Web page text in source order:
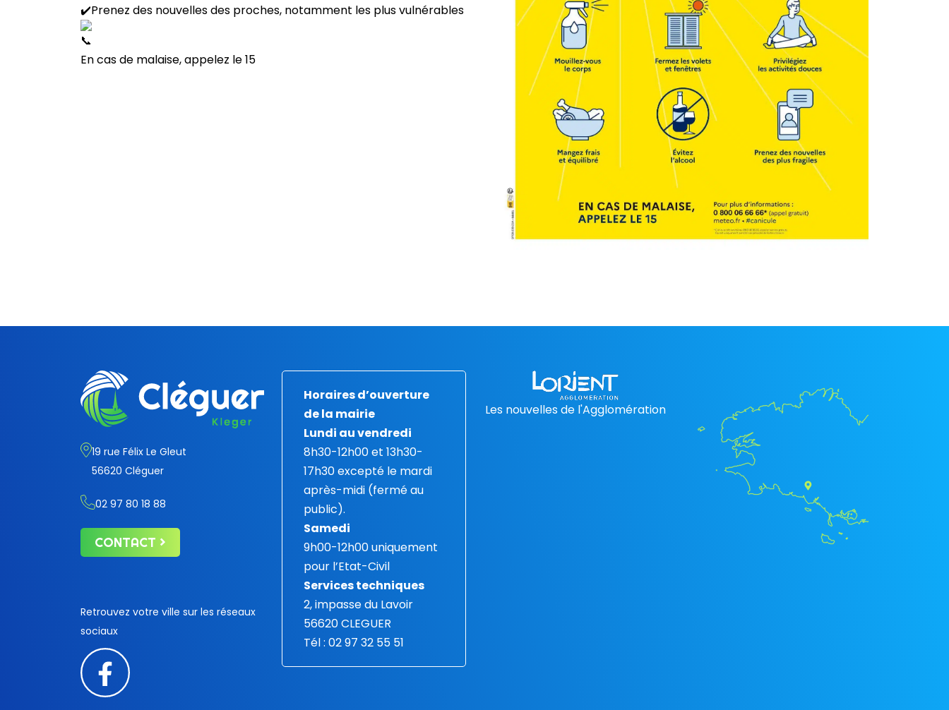
​✔️​Prenez des nouvelles des proches, notamment les plus vulnérables
En cas de malaise, appelez le 15
19 rue Félix Le Gleut
56620 Cléguer
02 97 80 18 88
CONTACT
Retrouvez votre ville sur les réseaux
sociaux
Horaires d’ouverture
de la mairie
Lundi au vendredi
8h30-12h00 et 13h30-
17h30 excepté le mardi
après-midi (fermé au
public).
Samedi
9h00-12h00 uniquement
pour l’Etat-Civil
Services techniques
2, impasse du Lavoir
56620 CLEGUER
Tél : 02 97 32 55 51
Les nouvelles de l'Agglomération